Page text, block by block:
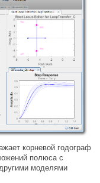
корневой годограф
полюса с
моделями